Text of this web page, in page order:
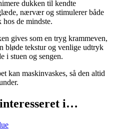
dukken til kendte
nærvær og stimulerer både
de mindste.
gives som en tryg krammeven,
bløde tekstur og venlige udtryk
i stuen og sengen.
kan maskinvaskes, så den altid
i…